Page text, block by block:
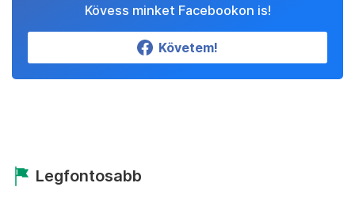
Kövess minket Facebookon is!
Követem!
Legfontosabb